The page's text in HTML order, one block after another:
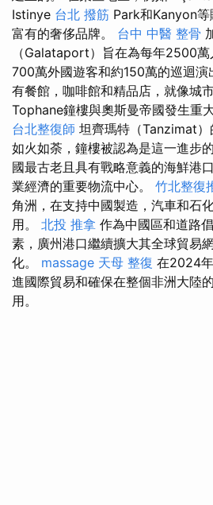
Istinye 台北 撥筋 Park和Kanyon
富有的奢侈品牌。 台中 中醫 整骨
（Galataport）旨在為每年2500
700萬外國遊客和約150萬的巡迴演
有餐館，咖啡館和精品店，就像城
Tophane鐘樓與奧斯曼帝國發生重
台北整復師 坦齊瑪特（Tanzimat
如火如荼，鐘樓被認為是這一進步
國最古老且具有戰略意義的海鮮港
業經濟的重要物流中心。 竹北整復
角洲，在支持中國製造，汽車和石
用。 北投 推拿 作為中國區和道路
素，廣州港口繼續擴大其全球貿易
化。 massage 天母 整復 在2024
進國際貿易和確保在整個非洲大陸
用。